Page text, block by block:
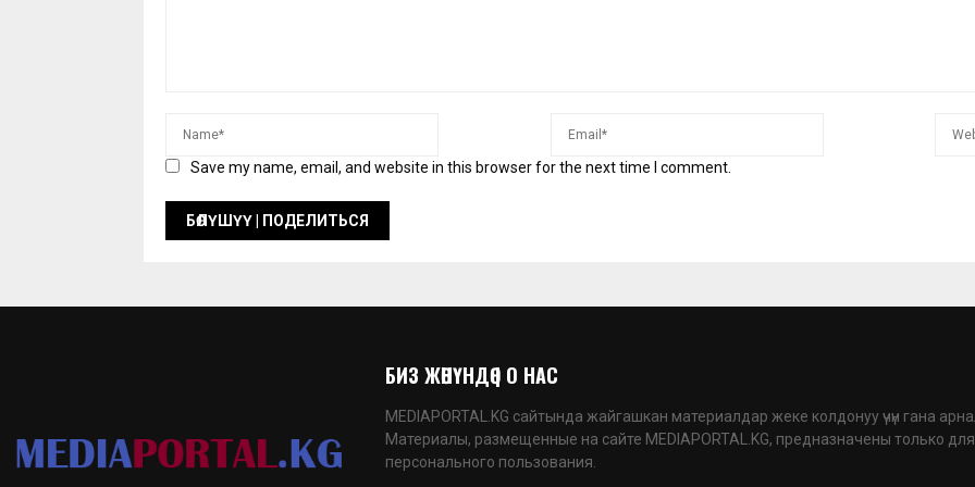
Save my name, email, and website in this browser for the next time I comment.
БИЗ ЖӨНҮНДӨ | О НАС
MEDIAPORTAL.KG сайтында жайгашкан материалдар жеке колдонуу үчүн гана
Материалы, размещенные на сайте MEDIAPORTAL.KG, предназначены только для
персонального пользования.